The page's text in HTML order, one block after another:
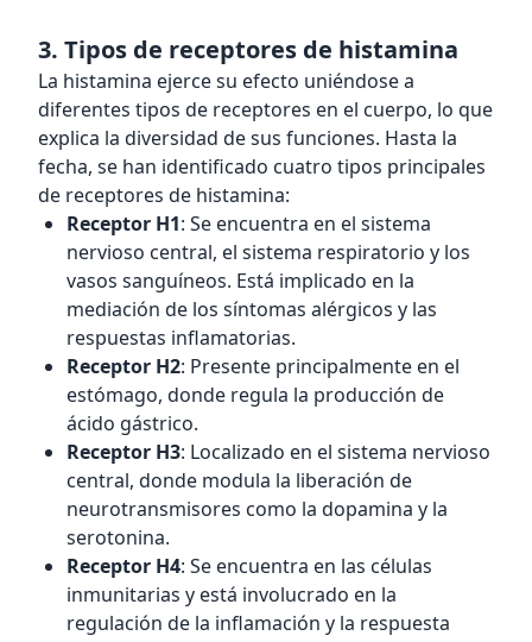
3. Tipos de receptores de histamina
La histamina ejerce su efecto uniéndose a
diferentes tipos de receptores en el cuerpo, lo que
explica la diversidad de sus funciones. Hasta la
fecha, se han identificado cuatro tipos principales
de receptores de histamina:
Receptor H1: Se encuentra en el sistema
nervioso central, el sistema respiratorio y los
vasos sanguíneos. Está implicado en la
mediación de los síntomas alérgicos y las
respuestas inflamatorias.
Receptor H2: Presente principalmente en el
estómago, donde regula la producción de
ácido gástrico.
Receptor H3: Localizado en el sistema nervioso
central, donde modula la liberación de
neurotransmisores como la dopamina y la
serotonina.
Receptor H4: Se encuentra en las células
inmunitarias y está involucrado en la
regulación de la inflamación y la respuesta